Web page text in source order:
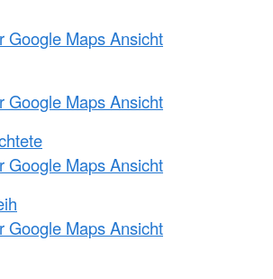
Google Maps Ansicht
Google Maps Ansicht
Google Maps Ansicht
Google Maps Ansicht